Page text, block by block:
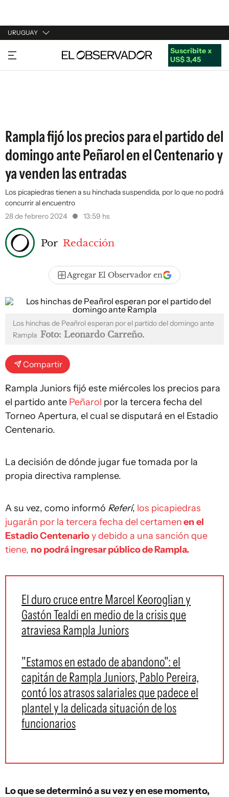
URUGUAY
URUGUAY
ARGENTINA
Suscribite x
US$ 3,45
Rampla fijó los precios para el partido del
domingo ante Peñarol en el Centenario y
ya venden las entradas
Los picapiedras tienen a su hinchada suspendida, por lo que no podrá
concurrir al encuentro
28 de febrero 2024
13:59 hs
Por Redacción
Agregar El Observador en
Los hinchas de Peañrol esperan por el partido del domingo ante
Rampla Foto: Leonardo Carreño.
Compartir
Rampla Juniors fijó este miércoles los precios para
el partido ante Peñarol por la tercera fecha del
Torneo Apertura, el cual se disputará en el Estadio
Centenario.
La decisión de dónde jugar fue tomada por la
propia directiva ramplense.
A su vez, como informó Referí, los picapiedras
jugarán por la tercera fecha del certamenenel
Estadio Centenarioy debido a una sanción que
tiene, no podrá ingresar público de Rampla.
El duro cruce entre Marcel Keoroglian y
Gastón Tealdi en medio de la crisis que
atraviesa Rampla Juniors
"Estamos en estado de abandono": el
capitán de Rampla Juniors, Pablo Pereira,
contó los atrasos salariales que padece el
plantel y la delicada situación de los
funcionarios
Lo que se determinó a su vez y en ese momento,